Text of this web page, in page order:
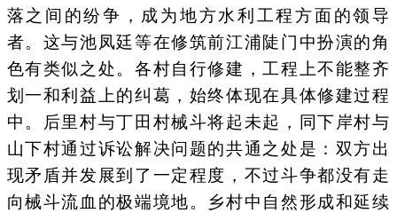
落之间的纷争，成为地方水利工程方面的领导
者。这与池凤廷等在修筑前江浦陡门中扮演的角
色有类似之处。各村自行修建，工程上不能整齐
划一和利益上的纠葛，始终体现在具体修建过程
中。后里村与丁田村械斗将起未起，同下岸村与
山下村通过诉讼解决问题的共通之处是：双方出
现矛盾并发展到了一定程度，不过斗争都没有走
向械斗流血的极端境地。乡村中自然形成和延续